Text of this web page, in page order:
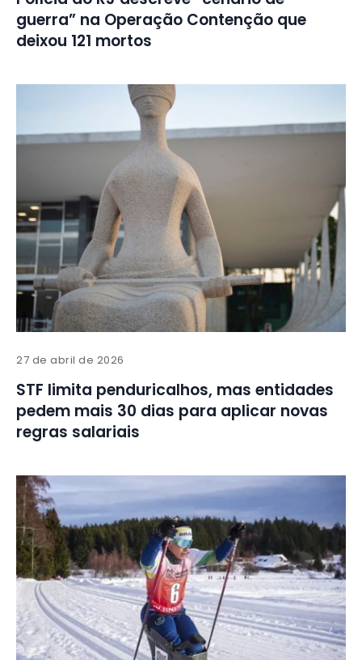
guerra” na Operação Contenção que
deixou 121 mortos
27 de abril de 2026
STF limita penduricalhos, mas entidades
pedem mais 30 dias para aplicar novas
regras salariais